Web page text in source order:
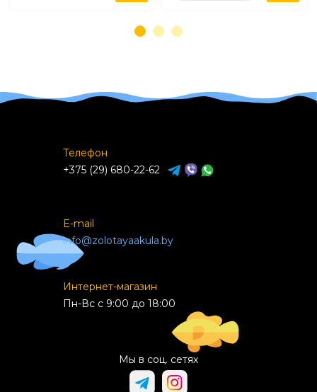
Телефон
+375 (29) 680-22-62
E-mail
info@zolotayaakula.by
Интернет-магазин
Пн-Вс с 9:00 до 18:00
Мы в соц. сетях